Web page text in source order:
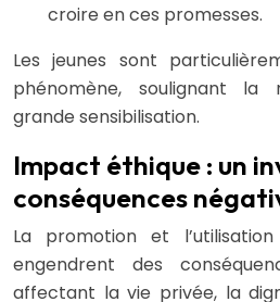
croire en ces promesses.
Les jeunes sont
phénomène, soulignant la
grande sensibilisation.
Impact éthique : un
conséquences
La promotion et
engendrent des
affectant la vie privée, la